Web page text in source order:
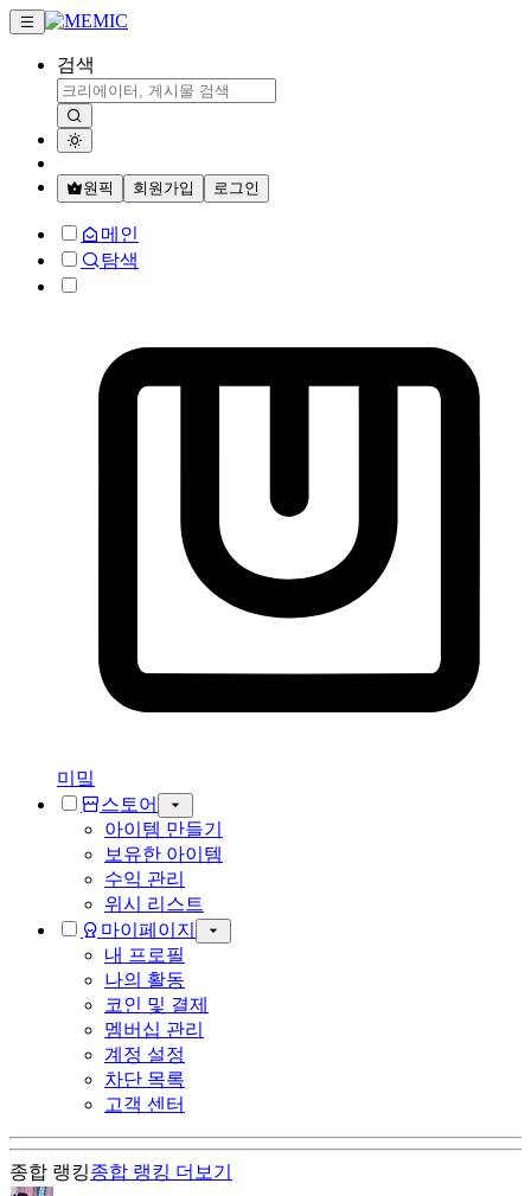
검색
원픽 회원가입 로그인
메인
탐색
미밐
스토어
아이템 만들기
보유한 아이템
수익 관리
위시 리스트
마이페이지
내 프로필
나의 활동
코인 및 결제
멤버십 관리
계정 설정
차단 목록
고객 센터
종합 랭킹종합 랭킹 더보기